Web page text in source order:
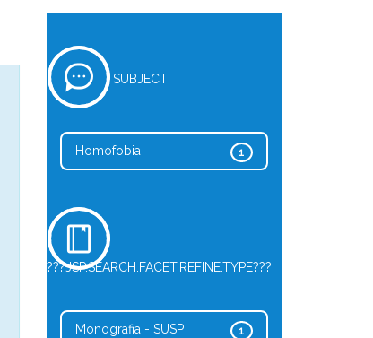
SUBJECT
1
Homofobia
???JSP.SEARCH.FACET.REFINE.TYPE???
1
Monografia - SUSP